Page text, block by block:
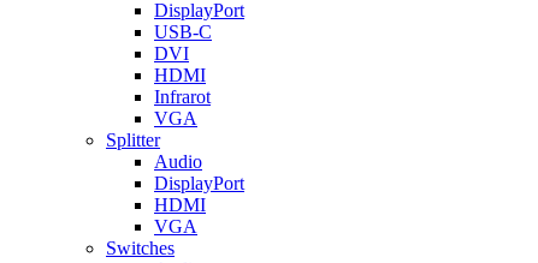
DisplayPort
USB-C
DVI
HDMI
Infrarot
VGA
Splitter
Audio
DisplayPort
HDMI
VGA
Switches